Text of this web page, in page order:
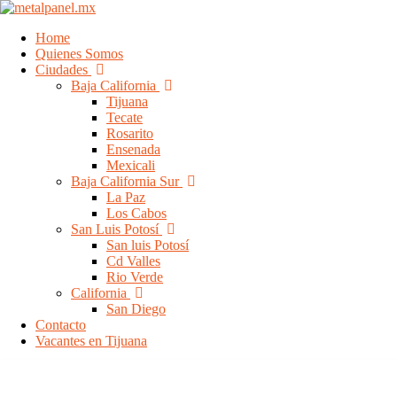
Home
Quienes Somos
Ciudades
Baja California
Tijuana
Tecate
Rosarito
Ensenada
Mexicali
Baja California Sur
La Paz
Los Cabos
San Luis Potosí
San luis Potosí
Cd Valles
Rio Verde
California
San Diego
Contacto
Vacantes en Tijuana
Ponemos a su disposición la venta e instalación de Fachadas
de diferentes tipos:
Tipos de Fachadas:
Fachadas Metálicas Lisas Junta Alzada
Fachadas Metálicas Lisas Junta Plana
Fachadas Metálicas corrugadas